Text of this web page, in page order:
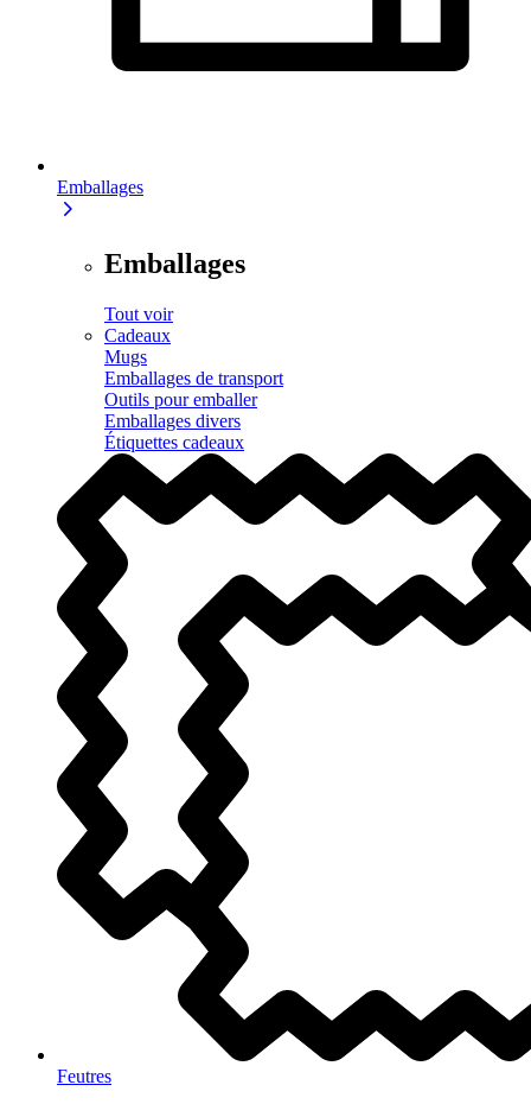
Emballages
Emballages
Tout voir
Cadeaux
Mugs
Emballages de transport
Outils pour emballer
Emballages divers
Étiquettes cadeaux
Feutres